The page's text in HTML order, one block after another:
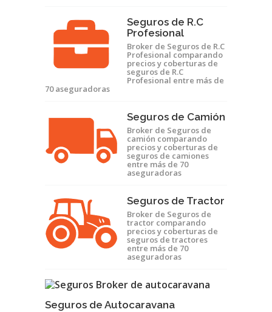
Seguros de R.C
Profesional
Broker de Seguros de R.C
Profesional comparando
precios y coberturas de
seguros de R.C
Profesional entre más de
70 aseguradoras
Seguros de Camión
Broker de Seguros de
camión comparando
precios y coberturas de
seguros de camiones
entre más de 70
aseguradoras
Seguros de Tractor
Broker de Seguros de
tractor comparando
precios y coberturas de
seguros de tractores
entre más de 70
aseguradoras
Seguros de Autocaravana